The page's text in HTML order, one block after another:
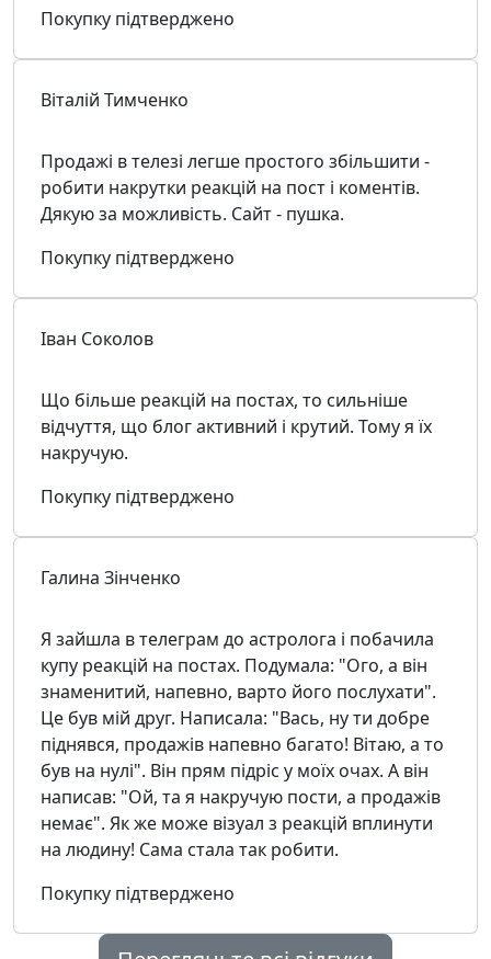
Покупку підтверджено
Віталій Тимченко
Продажі в телезі легше простого збільшити -
робити накрутки реакцій на пост і коментів.
Дякую за можливість. Сайт - пушка.
Покупку підтверджено
Іван Соколов
Що більше реакцій на постах, то сильніше
відчуття, що блог активний і крутий. Тому я їх
накручую.
Покупку підтверджено
Галина Зінченко
Я зайшла в телеграм до астролога і побачила
купу реакцій на постах. Подумала: "Ого, а він
знаменитий, напевно, варто його послухати".
Це був мій друг. Написала: "Вась, ну ти добре
піднявся, продажів напевно багато! Вітаю, а то
був на нулі". Він прям підріс у моїх очах. А він
написав: "Ой, та я накручую пости, а продажів
немає". Як же може візуал з реакцій вплинути
на людину! Сама стала так робити.
Покупку підтверджено